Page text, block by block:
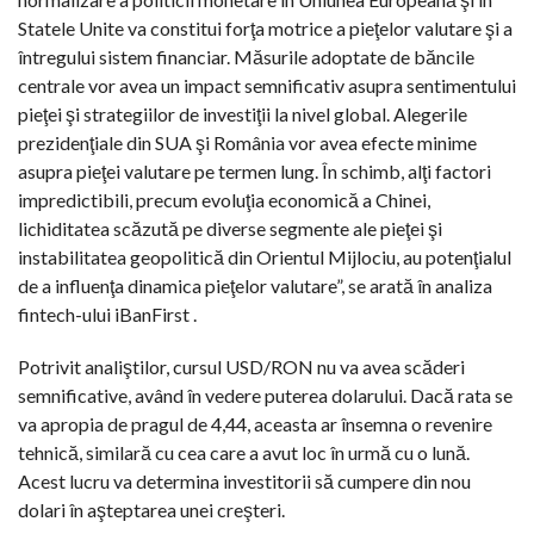
Statele Unite va constitui forţa motrice a pieţelor valutare şi a
întregului sistem financiar. Măsurile adoptate de băncile
centrale vor avea un impact semnificativ asupra sentimentului
pieţei şi strategiilor de investiţii la nivel global. Alegerile
prezidenţiale din SUA şi România vor avea efecte minime
asupra pieţei valutare pe termen lung. În schimb, alţi factori
impredictibili, precum evoluţia economică a Chinei,
lichiditatea scăzută pe diverse segmente ale pieţei şi
instabilitatea geopolitică din Orientul Mijlociu, au potenţialul
de a influenţa dinamica pieţelor valutare”, se arată în analiza
fintech-ului iBanFirst .
Potrivit analiştilor, cursul USD/RON nu va avea scăderi
semnificative, având în vedere puterea dolarului. Dacă rata se
va apropia de pragul de 4,44, aceasta ar însemna o revenire
tehnică, similară cu cea care a avut loc în urmă cu o lună.
Acest lucru va determina investitorii să cumpere din nou
dolari în aşteptarea unei creşteri.